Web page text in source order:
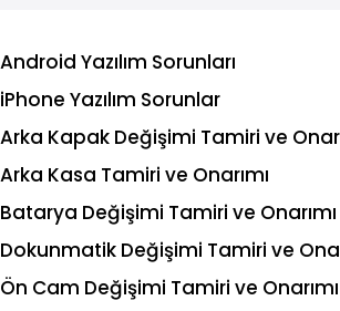
Android Yazılım Sorunları
iPhone Yazılım Sorunlar
Arka Kapak Değişimi Tamiri ve
Arka Kasa Tamiri ve Onarımı
Batarya Değişimi Tamiri ve Onarımı
Dokunmatik Değişimi Tamiri ve
Ön Cam Değişimi Tamiri ve Onarımı